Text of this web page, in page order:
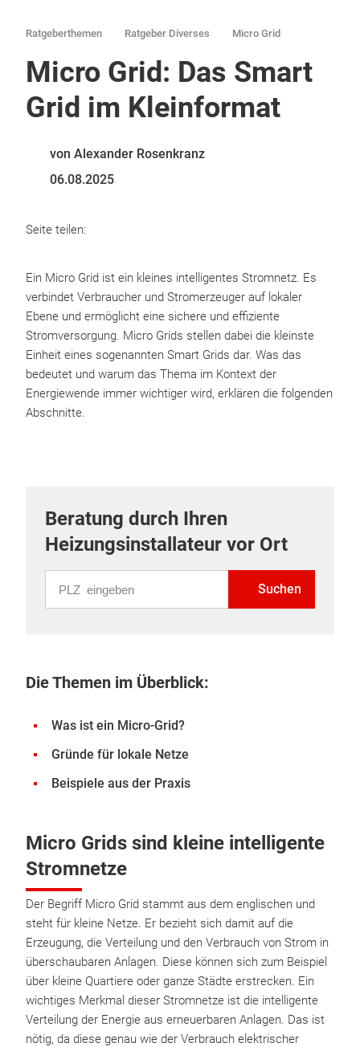
Ratgeberthemen Ratgeber Diverses Micro Grid
Micro Grid: Das Smart
Grid im Kleinformat
von Alexander Rosenkranz
06.08.2025
Seite teilen:
Ein Micro Grid ist ein kleines intelligentes Stromnetz. Es
verbindet Verbraucher und Stromerzeuger auf lokaler
Ebene und ermöglicht eine sichere und effiziente
Stromversorgung. Micro Grids stellen dabei die kleinste
Einheit eines sogenannten Smart Grids dar. Was das
bedeutet und warum das Thema im Kontext der
Energiewende immer wichtiger wird, erklären die folgenden
Abschnitte.
Beratung durch Ihren
Heizungsinstallateur vor Ort
Suchen
Die Themen im Überblick:
Was ist ein Micro-Grid?
Gründe für lokale Netze
Beispiele aus der Praxis
Micro Grids sind kleine intelligente
Stromnetze
Der Begriff Micro Grid stammt aus dem englischen und
steht für kleine Netze. Er bezieht sich damit auf die
Erzeugung, die Verteilung und den Verbrauch von Strom in
überschaubaren Anlagen. Diese können sich zum Beispiel
über kleine Quartiere oder ganze Städte erstrecken. Ein
wichtiges Merkmal dieser Stromnetze ist die intelligente
Verteilung der Energie aus erneuerbaren Anlagen. Das ist
nötig, da diese genau wie der Verbrauch elektrischer